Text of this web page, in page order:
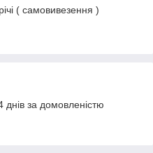
( самовивезення )
за домовленістю